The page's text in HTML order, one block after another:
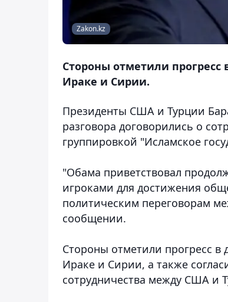
Zakon.kz
Стороны отметили
Ираке и Сирии.
Президенты США и Турции
разговора договорились о
группировкой "Исламское
"Обама приветствовал
игроками для достижения
политическим переговорам
сообщении.
Стороны отметили прогресс
Ираке и Сирии, а также
сотрудничества между США и